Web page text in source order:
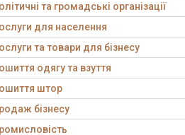
та громадські організації
для населення
та товари для бізнесу
одягу та взуття
штор
бізнесу